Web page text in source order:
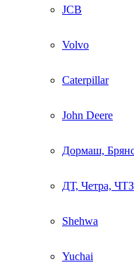
JCB
Volvo
Caterpillar
John Deere
Дормаш,
ДТ, Четра, ЧТЗ
Shehwa
Yuchai